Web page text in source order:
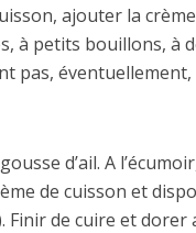
ajouter la
à petits bouillons, à
pas,
d’ail. A
de cuisson et
Finir de cuire et